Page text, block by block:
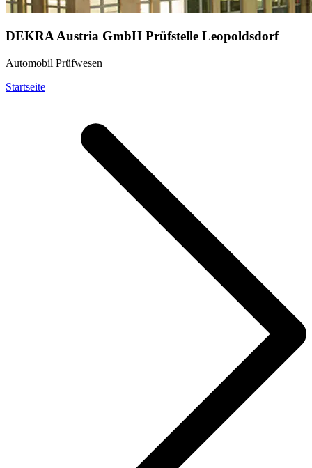
DEKRA Austria GmbH Prüfstelle Leopoldsdorf
Automobil Prüfwesen
Startseite